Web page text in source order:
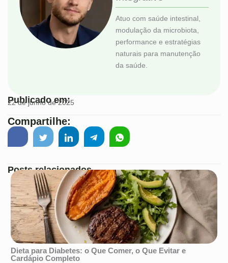
Atuo com saúde intestinal,
modulação da microbiota,
performance e estratégias
naturais para manutenção
da saúde.
Publicado em:
22 de junho de 2025
Compartilhe:
Posts relacionados
Dieta para Diabetes: o Que Comer, o Que Evitar e
Cardápio Completo